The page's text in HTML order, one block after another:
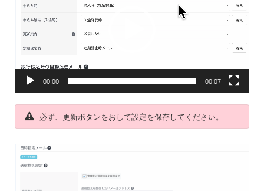
00:00 00:07
必ず、更新ボタンをおして設定を保存してください。